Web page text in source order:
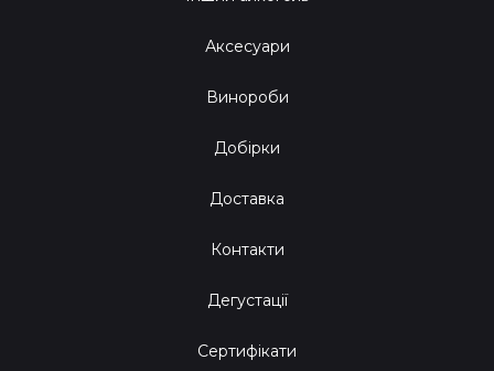
Аксесуари
Винороби
Добірки
Доставка
Контакти
Дегустації
Сертифікати